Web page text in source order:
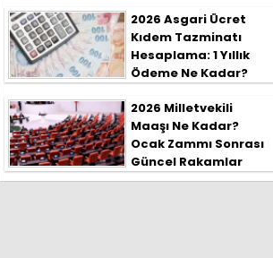
2026 Asgari Ücret
Kıdem Tazminatı
Hesaplama: 1 Yıllık
Ödeme Ne Kadar?
2026 Milletvekili
Maaşı Ne Kadar?
Ocak Zammı Sonrası
Güncel Rakamlar